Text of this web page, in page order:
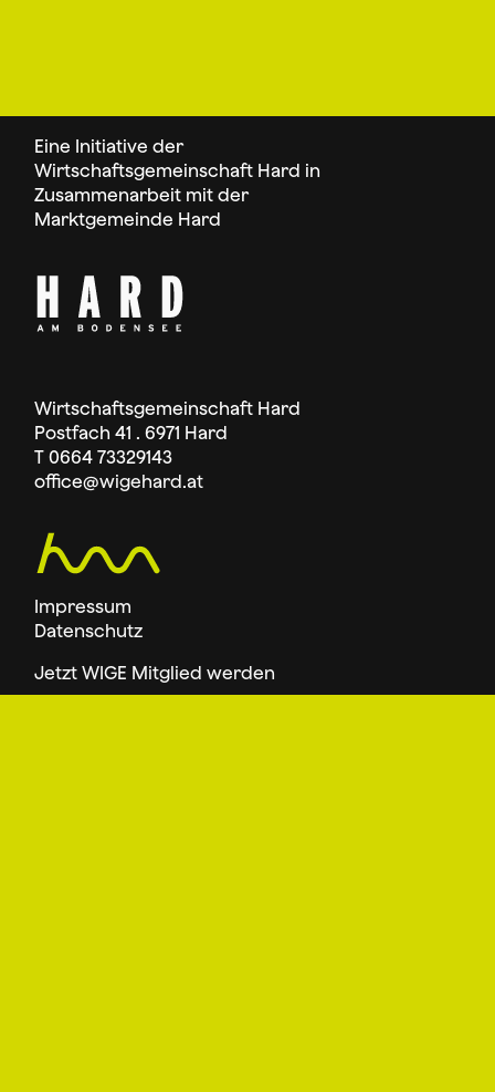
Eine Initiative der
Wirtschaftsgemeinschaft Hard in
Zusammenarbeit mit der
Marktgemeinde Hard
Wirtschaftsgemeinschaft Hard
Postfach 41 . 6971 Hard
T 0664 73329143
office@wigehard.at
Impressum
Datenschutz
Jetzt WIGE Mitglied werden